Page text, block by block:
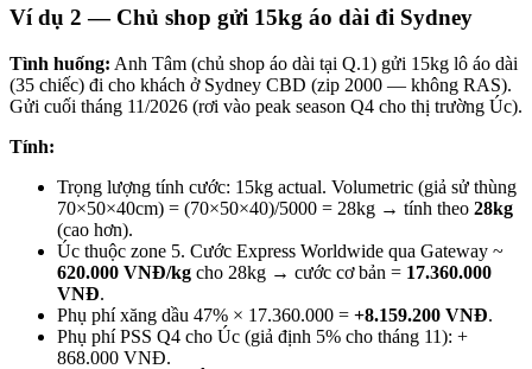
Ví dụ 2 — Chủ shop gửi 15kg áo dài đi Sydney
Tình huống: Anh Tâm (chủ shop áo dài tại Q.1) gửi 15kg lô áo dài
(35 chiếc) đi cho khách ở Sydney CBD (zip 2000 — không RAS).
Gửi cuối tháng 11/2026 (rơi vào peak season Q4 cho thị trường Úc).
Tính:
Trọng lượng tính cước: 15kg actual. Volumetric (giả sử thùng
70×50×40cm) = (70×50×40)/5000 = 28kg → tính theo 28kg
(cao hơn).
Úc thuộc zone 5. Cước Express Worldwide qua Gateway ~
620.000 VNĐ/kg cho 28kg → cước cơ bản = 17.360.000
VNĐ.
Phụ phí xăng dầu 47% × 17.360.000 = +8.159.200 VNĐ.
Phụ phí PSS Q4 cho Úc (giả định 5% cho tháng 11): +
868.000 VNĐ.